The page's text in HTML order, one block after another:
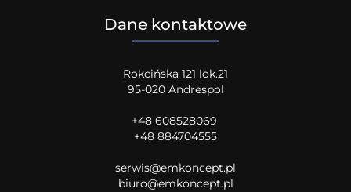
Dane kontaktowe
Rokcińska 121 lok.21
95-020 Andrespol
+48 608528069
+48 884704555
serwis@emkoncept.pl
biuro@emkoncept.pl